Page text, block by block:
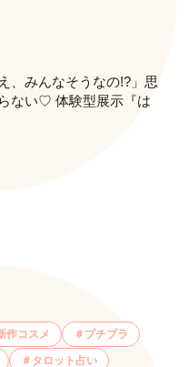
もチェック♪
、みんなそうなの!?」思
ない♡ 体験型展示『は
きたレポ
作コスメ プチプラ
タロット占い